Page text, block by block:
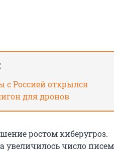
с Россией открылся
для дронов
ростом киберугроз.
увеличилось число писем